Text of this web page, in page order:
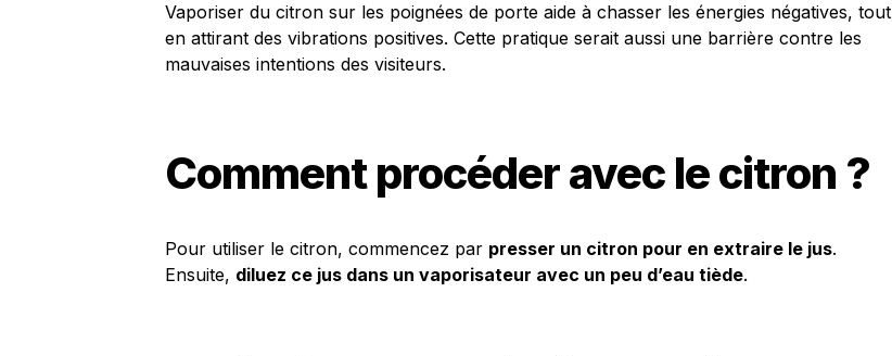
Vaporiser du citron sur les poignées de porte aide à chasser les énergies négatives, tout
en attirant des vibrations positives. Cette pratique serait aussi une barrière contre les
mauvaises intentions des visiteurs.
Comment procéder avec le citron ?
Pour utiliser le citron, commencez par presser un citron pour en extraire le jus.
Ensuite, diluez ce jus dans un vaporisateur avec un peu d’eau tiède.